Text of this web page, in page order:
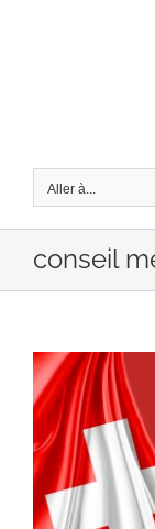
Aller à...
conseil